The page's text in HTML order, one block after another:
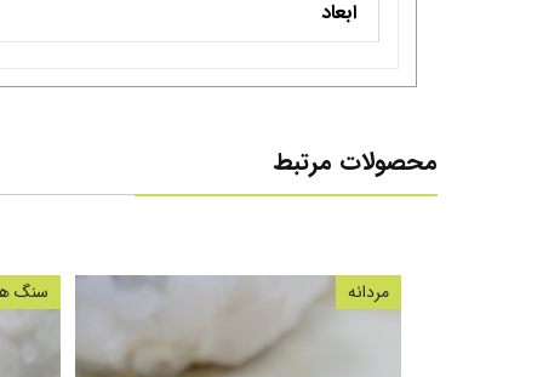
ابعاد
محصولات مرتبط
سنگ مردانه